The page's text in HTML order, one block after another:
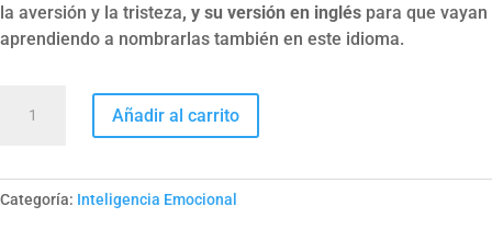
la aversión y la tristeza, y su versión en inglés para que vayan
aprendiendo a nombrarlas también en este idioma.
emociones
'el
perruco'
Añadir al carrito
Categoría: Inteligencia Emocional